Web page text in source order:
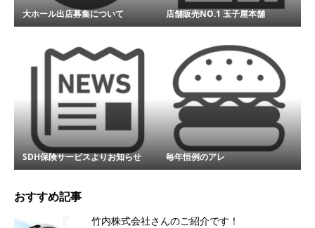
大ホール出店募集について 店舗販売NO.1 玉子屋本舗
SDH保険サービスよりお知らせ 毎年恒例のアレ
おすすめ記事
竹内株式会社さんのご紹介です！